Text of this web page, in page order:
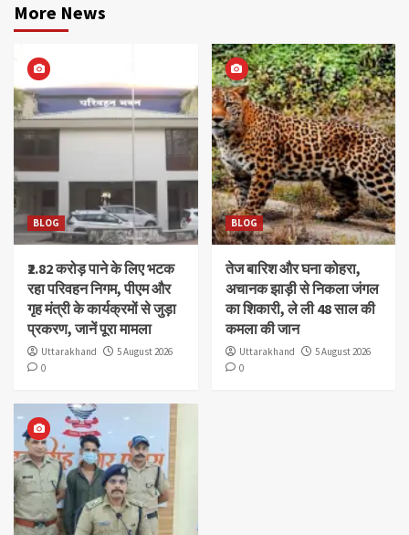
More News
BLOG
₹2.82 करोड़ पाने के लिए भटक
रहा परिवहन निगम, पीएम और
गृह मंत्री के कार्यक्रमों से जुड़ा
प्रकरण, जानें पूरा मामला
Uttarakhand
5 August 2026
0
BLOG
तेज बारिश और घना कोहरा,
अचानक झाड़ी से निकला जंगल
का शिकारी, ले ली 48 साल की
कमला की जान
Uttarakhand
5 August 2026
0